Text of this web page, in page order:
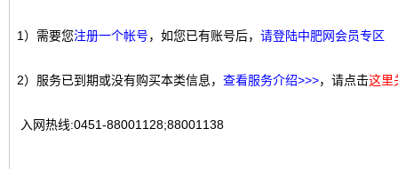
1）需要您注册一个帐号，如您已有账号后， 请登陆中肥网会员专区
2）服务已到期或没有购买本类信息， 查看服务介绍>>>，请点击这里
入网热线:0451-88001128;88001138